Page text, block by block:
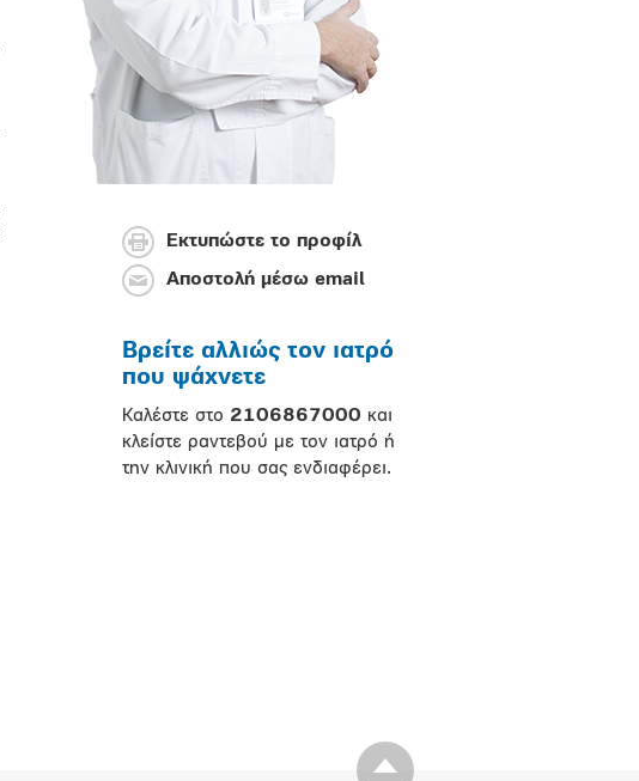
Εκτυπώστε το προφίλ
Αποστολή μέσω email
Βρείτε αλλιώς τον ιατρό
που ψάχνετε
Καλέστε στο 2106867000 και
κλείστε ραντεβού με τον ιατρό ή
την κλινική που σας ενδιαφέρει.